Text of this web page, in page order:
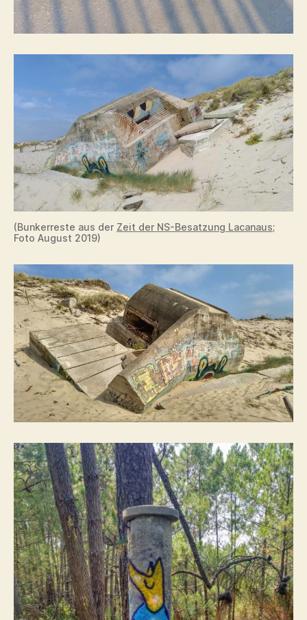
(Bunkerreste aus der Zeit der NS-Besatzung Lacanaus;
Foto August 2019)